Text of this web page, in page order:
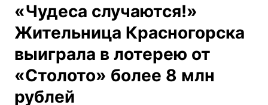
«Чудеса случаются!»
Жительница Красногорска
выиграла в лотерею от
«Столото» более 8 млн
рублей